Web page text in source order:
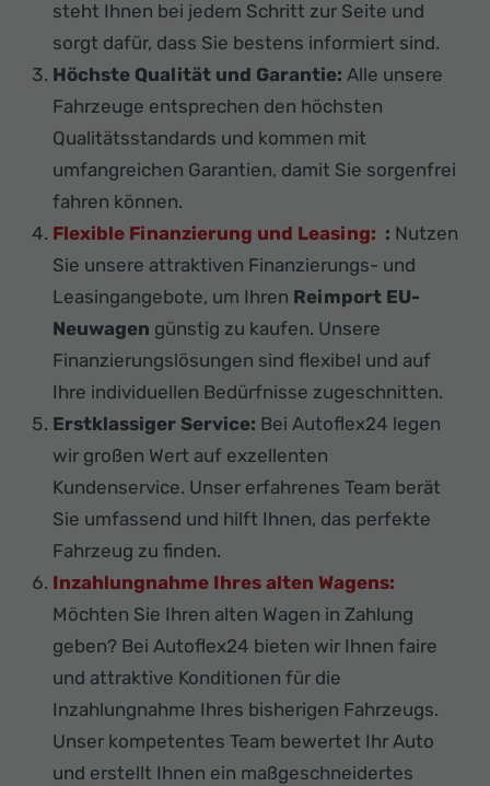
steht Ihnen bei jedem Schritt zur Seite und
sorgt dafür, dass Sie bestens informiert sind.
Höchste Qualität und Garantie: Alle unsere
Fahrzeuge entsprechen den höchsten
Qualitätsstandards und kommen mit
umfangreichen Garantien, damit Sie sorgenfrei
fahren können.
Flexible Finanzierung und Leasing: : Nutzen
Sie unsere attraktiven Finanzierungs- und
Leasingangebote, um Ihren Reimport EU-
Neuwagen günstig zu kaufen. Unsere
Finanzierungslösungen sind flexibel und auf
Ihre individuellen Bedürfnisse zugeschnitten.
Erstklassiger Service: Bei Autoflex24 legen
wir großen Wert auf exzellenten
Kundenservice. Unser erfahrenes Team berät
Sie umfassend und hilft Ihnen, das perfekte
Fahrzeug zu finden.
Inzahlungnahme Ihres alten Wagens:
Möchten Sie Ihren alten Wagen in Zahlung
geben? Bei Autoflex24 bieten wir Ihnen faire
und attraktive Konditionen für die
Inzahlungnahme Ihres bisherigen Fahrzeugs.
Unser kompetentes Team bewertet Ihr Auto
und erstellt Ihnen ein maßgeschneidertes